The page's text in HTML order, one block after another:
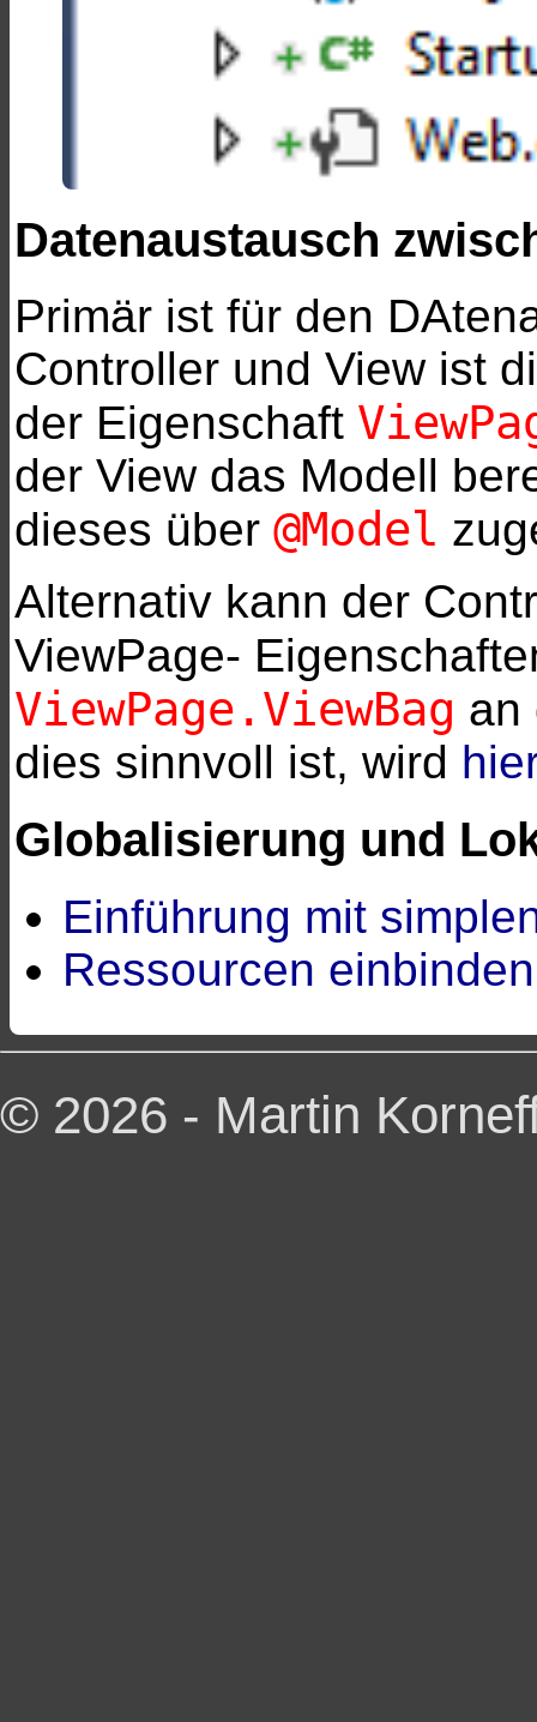
Datenaustausch
Primär ist für den
Controller und View ist
der Eigenschaft
der View das Modell
dieses über @Model
Alternativ kann der
ViewPage-
ViewPage.ViewBag an
dies sinnvoll ist, wird
Globalisierung und
Einführung mit
Ressourcen
© 2026 - Martin